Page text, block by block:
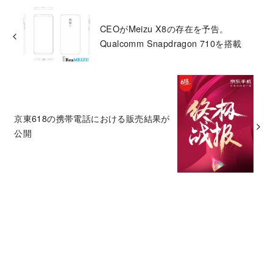
CEOがMeizu X8の存在を予告。
Qualcomm Snapdragon 710を搭載
京東618の携帯電話における販売結果が
公開